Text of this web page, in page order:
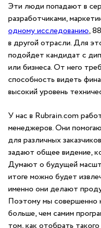
Эти люди попадают в
разработчиками,
одному исследованию,
в другой отрасли. Для
подойдет кандидат с
или бизнеса. От него
способность видеть
высокий уровень
У нас в Rubrain.com
менеджеров. Они
для различных
задают общее видение,
Думают о будущей
итоге можно будет
именно они делают
Поэтому мы совершенно
больше, чем самим